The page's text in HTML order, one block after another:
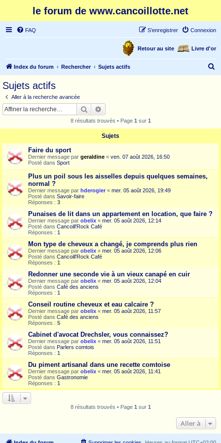
le forum de www.cancoillotte.net
FAQ Connexion
S’enregistrer
Livre d'or
Retour au site
Index du forum Rechercher Sujets actifs
Sujets actifs
Aller à la recherche avancée
Rechercher
8 résultats trouvés • Page 1 sur 1
Sujets
Faire du sport
Dernier message par geraldine « ven. 07 août 2026, 16:50
Posté dans Sport
Plus un poil sous les aisselles depuis quelques semaines,
normal ?
Dernier message par hderogier « mer. 05 août 2026, 19:49
Posté dans Savoir-faire
Réponses : 3
Punaises de lit dans un appartement en location, que faire ?
Dernier message par obelix « mer. 05 août 2026, 12:14
Posté dans Cancoill'Rock Café
Réponses : 1
Mon type de cheveux a changé, je comprends plus rien
Dernier message par obelix « mer. 05 août 2026, 12:06
Posté dans Cancoill'Rock Café
Réponses : 1
Redonner une seconde vie à un vieux canapé en cuir
Dernier message par obelix « mer. 05 août 2026, 12:04
Posté dans Café des anciens
Réponses : 1
Conseil routine cheveux et eau calcaire ?
Dernier message par obelix « mer. 05 août 2026, 11:57
Posté dans Café des anciens
Réponses : 5
Cabinet d'avocat Drechsler, vous connaissez?
Dernier message par obelix « mer. 05 août 2026, 11:51
Posté dans Parlers comtois
Réponses : 1
Du piment artisanal dans une recette comtoise
Dernier message par obelix « mer. 05 août 2026, 11:41
Posté dans Gastronomie
Réponses : 1
8 résultats trouvés • Page 1 sur 1
Aller à